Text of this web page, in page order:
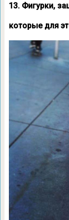
13. Фигурки,
которые для